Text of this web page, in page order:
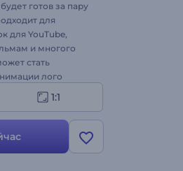
готов за пару
для
для YouTube,
и многого
стать
лого
1:1